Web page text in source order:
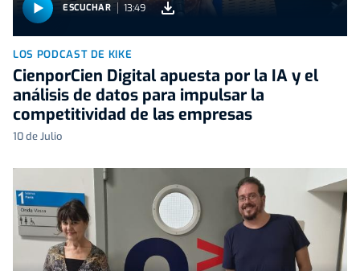
ESCUCHAR 13:49
LOS PODCAST DE KIKE
CienporCien Digital apuesta por la IA y el
análisis de datos para impulsar la
competitividad de las empresas
10 de Julio